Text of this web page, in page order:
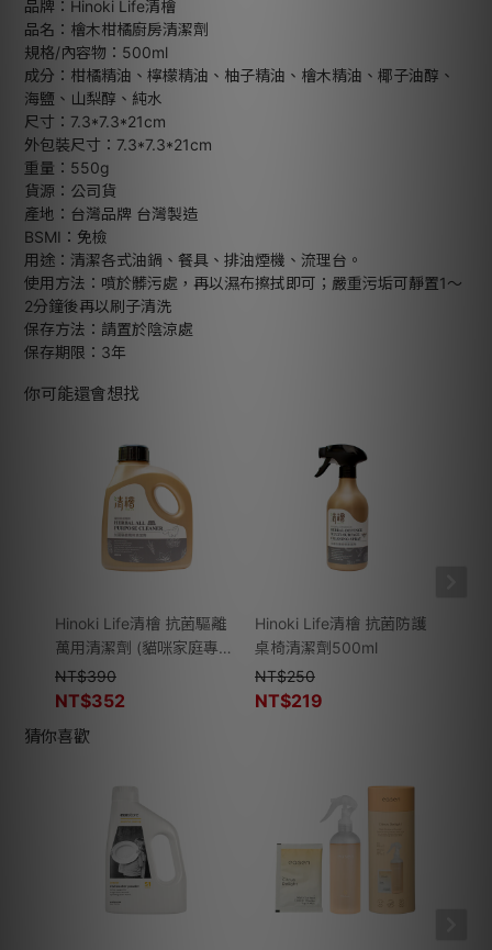
品牌：Hinoki Life清檜
品名：檜木柑橘廚房清潔劑
規格/內容物：500ml
成分：柑橘精油、檸檬精油、柚子精油、檜木精油、椰子油醇、
海鹽、山梨醇、純水
尺寸：7.3*7.3*21cm
外包裝尺寸：7.3*7.3*21cm
重量：550g
貨源：公司貨
產地：台灣品牌 台灣製造
BSMI：免檢
用途：清潔各式油鍋、餐具、排油煙機、流理台。
使用方法：噴於髒污處，再以濕布擦拭即可；嚴重污垢可靜置1～
2分鐘後再以刷子清洗
保存方法：請置於陰涼處
保存期限：3年
你可能還會想找
Hinoki Life清檜 抗菌驅離
萬用清潔劑 (貓咪家庭專
用)600ml
NT$390
NT$352
Hinoki Life清檜 抗菌防護
桌椅清潔劑500ml
NT$250
NT$219
猜你喜歡